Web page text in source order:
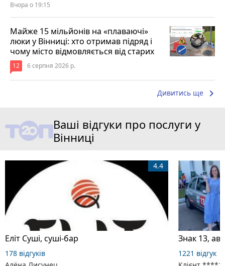
Вчора о 19:15
Майже 15 мільйонів на «плаваючі»
люки у Вінниці: хто отримав підряд і
чому місто відмовляється від старих
12 6 серпня 2026 р.
Дивитись ще keyboard_arrow_right
Ваші відгуки про послуги у
Вінниці
Еліт Суші, суші-бар
4.4
178 відгуків
Знак 13,
1221 відгук